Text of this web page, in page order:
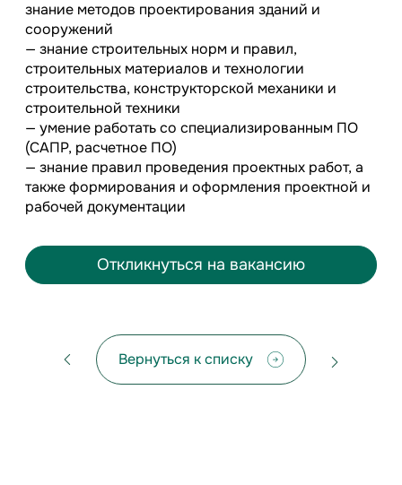
знание методов проектирования зданий и
сооружений
— знание строительных норм и правил,
строительных материалов и технологии
строительства, конструкторской механики и
строительной техники
— умение работать со специализированным ПО
(САПР, расчетное ПО)
— знание правил проведения проектных работ, а
также формирования и оформления проектной и
рабочей документации
Откликнуться на вакансию
Вернуться к списку